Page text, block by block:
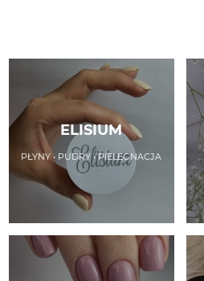
ELISIUM
PŁYNY • PUDRY • PIELĘGNACJA